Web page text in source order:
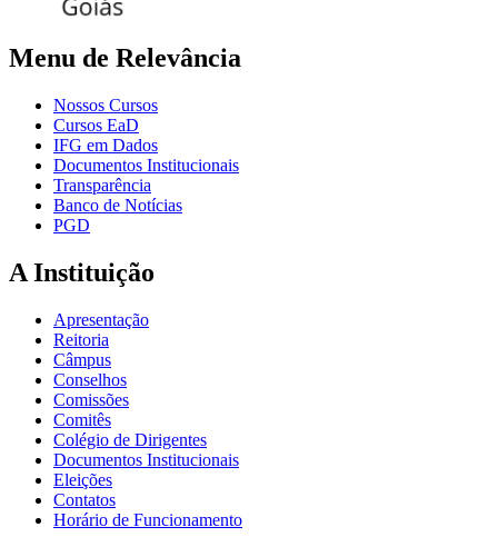
Menu de Relevância
Nossos Cursos
Cursos EaD
IFG em Dados
Documentos Institucionais
Transparência
Banco de Notícias
PGD
A Instituição
Apresentação
Reitoria
Câmpus
Conselhos
Comissões
Comitês
Colégio de Dirigentes
Documentos Institucionais
Eleições
Contatos
Horário de Funcionamento